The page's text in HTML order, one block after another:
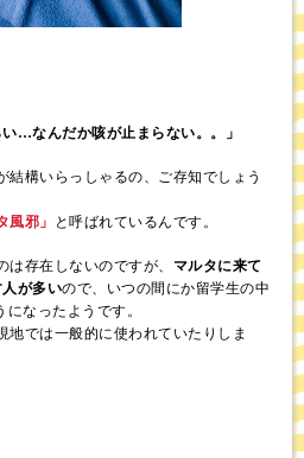
…なんだか咳が止まらない。。」
結構いらっしゃるの、ご存知でしょう
風邪」 と呼ばれているんです。
存在しないのですが、
マルタに来て
が多いので、いつの間にか留学生の中
なったようです。
地では一般的に使われていたりしま